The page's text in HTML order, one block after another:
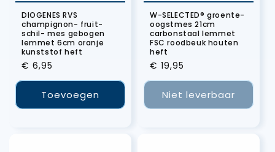
DIOGENES RVS
champignon- fruit-
schil- mes gebogen
lemmet 6cm oranje
kunststof heft
Normale
prijs
€ 6,95
Toevoegen
W-SELECTED® groente-
oogstmes 21cm
carbonstaal lemmet
FSC roodbeuk houten
heft
Normale
prijs
€ 19,95
Niet leverbaar